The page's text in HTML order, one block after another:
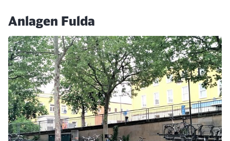
Anlagen Fulda
Klicken, um den folgenden Slider zu überspringen
Schließen
Möchten Sie zuweitergeleitet
werden?
Abbrechen Weiter